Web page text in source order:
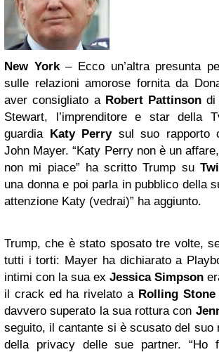
New York– Ecco un’altra presunta
sulle relazioni amorose fornita da
aver consigliato a Robert Pattinson di
Stewart, l’imprenditore e star della
guardia Katy Perrysul suo rapporto
John Mayer. “Katy Perry non è un
non mi piace” ha scritto Trump su
una donna e poi parla in pubblico della
attenzione Katy (vedrai)” ha aggiunto.
Trump, che è stato sposato tre volte,
tutti i torti: Mayer ha dichiarato a
intimi con la sua ex Jessica Simpson
il crack ed ha rivelato a Rolling Stone
davvero superato la sua rottura con
seguito, il cantante si è scusato del suo
della privacy delle sue partner. “Ho